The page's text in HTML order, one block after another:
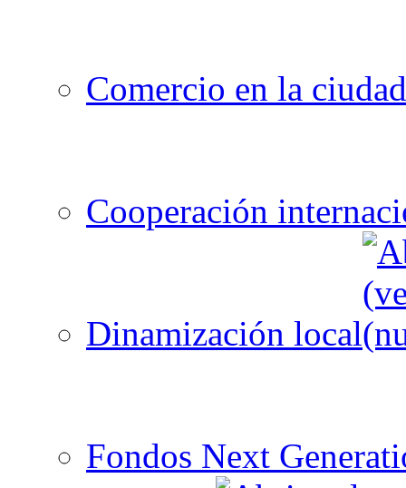
Comercio en la ciudad
Cooperación
Dinamización local
Fondos Next